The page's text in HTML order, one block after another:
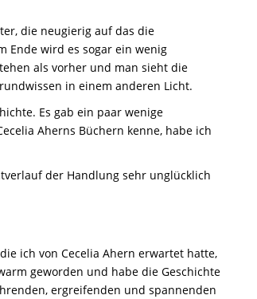
die neugierig auf das die
Ende wird es sogar ein wenig
als vorher und man sieht die
in einem anderen Licht.
Es gab ein paar wenige
Aherns Büchern kenne, habe ich
der Handlung sehr unglücklich
ich von Cecelia Ahern erwartet hatte,
geworden und habe die Geschichte
ergreifenden und spannenden